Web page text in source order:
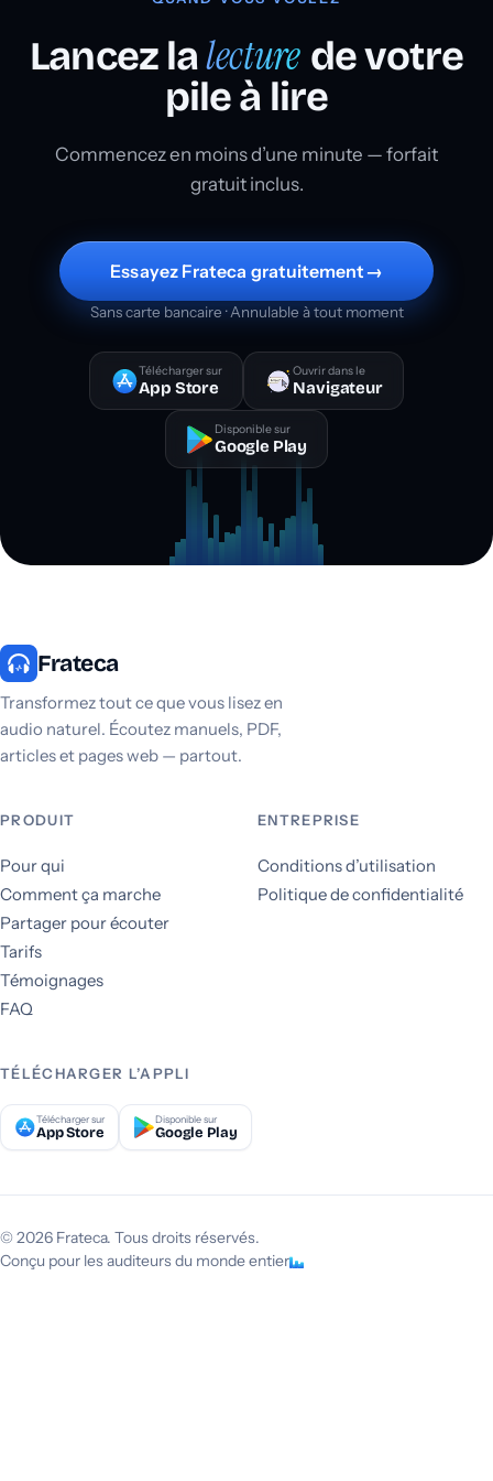
Lancez lalecture de votre
pile à lire
Commencez en moins d’une minute — forfait
gratuit inclus.
Essayez Frateca gratuitement →
Sans carte bancaire · Annulable à tout moment
Télécharger sur
App Store
Ouvrir dans le
Navigateur
Disponible sur
Google Play
Frateca
Transformez tout ce que vous lisez en
audio naturel. Écoutez manuels, PDF,
articles et pages web — partout.
PRODUIT
Pour qui
Comment ça marche
Partager pour écouter
Tarifs
Témoignages
FAQ
ENTREPRISE
Conditions d’utilisation
Politique de confidentialité
TÉLÉCHARGER L’APPLI
Télécharger sur
App Store
Disponible sur
Google Play
© 2026 Frateca. Tous droits réservés.
Conçu pour les auditeurs du monde entier